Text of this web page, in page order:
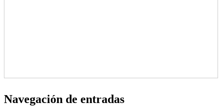
Navegación de entradas